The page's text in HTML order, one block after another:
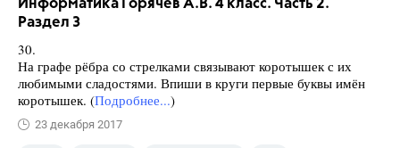
Информатика Горячев А.В. 4 класс. Часть 2.
Раздел 3
30.
На графе рёбра со стрелками связывают коротышек с их
любимыми сладостями. Впиши в круги первые буквы имён
коротышек. (Подробнее...)
23 декабря 2017